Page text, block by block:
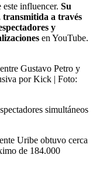
influencer. Su
transmitida a través
y
en YouTube.
Gustavo Petro y
por Kick | Foto:
simultáneos
Uribe obtuvo cerca
de 184.000